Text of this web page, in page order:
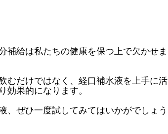
補給は私たちの健康を保つ上で欠かせま
むだけではなく、経口補水液を上手に活
効果的になります。
、ぜひ一度試してみてはいかがでしょう